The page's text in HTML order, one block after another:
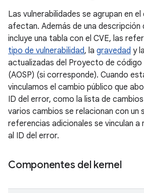
Las vulnerabilidades se agrupan en
afectan. Además de una descripción
incluye una tabla con el CVE, las
tipo de vulnerabilidad, la gravedad y
actualizadas del Proyecto de
(AOSP) (si corresponde). Cuando
vinculamos el cambio público que
ID del error, como la lista de cambios
varios cambios se relacionan con un
referencias adicionales se vinculan a
al ID del error.
Componentes del kernel